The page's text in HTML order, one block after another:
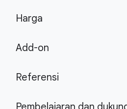
Harga
Add-on
Referensi